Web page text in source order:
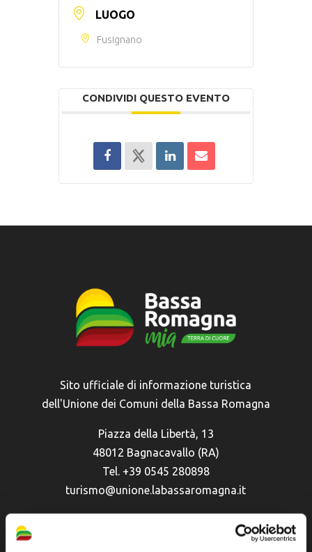
LUOGO
Fusignano
CONDIVIDI QUESTO EVENTO
Sito ufficiale di informazione turistica
dell'Unione dei Comuni della Bassa Romagna
Piazza della Libertà, 13
48012 Bagnacavallo (RA)
Tel. +39 0545 280898
turismo@unione.labassaromagna.it
P.E.C. pg.unione.labassaromagna.it@legalmail.it